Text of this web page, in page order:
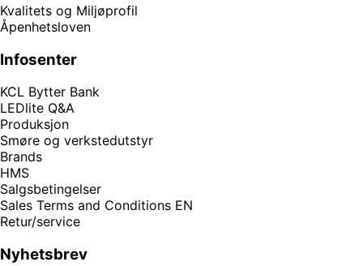
Kvalitets og Miljøprofil
Åpenhetsloven
Infosenter
KCL Bytter Bank
LEDlite Q&A
Produksjon
Smøre og verkstedutstyr
Brands
HMS
Salgsbetingelser
Sales Terms and Conditions EN
Retur/service
Nyhetsbrev